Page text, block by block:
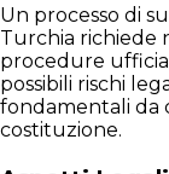
Un processo di
Turchia richiede
procedure
possibili rischi
fondamentali da
costituzione.